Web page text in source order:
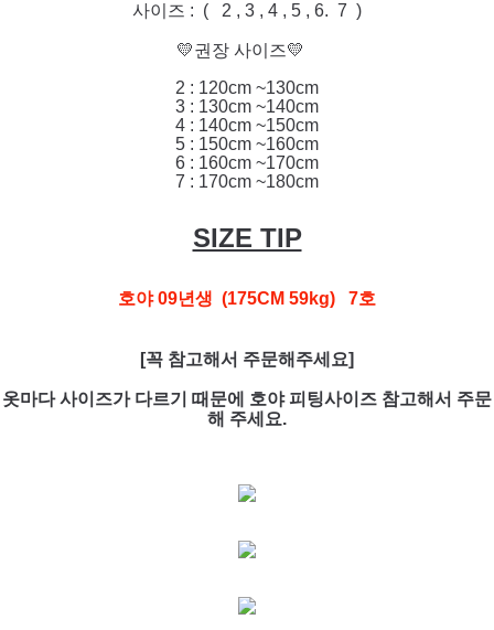
사이즈 : ( 2 , 3 , 4 , 5 , 6. 7 )
💛권장 사이즈💛
2 : 120cm ~130cm
3 : 130cm ~140cm
4 : 140cm ~150cm
5 : 150cm ~160cm
6 : 160cm ~170cm
7 : 170cm ~180cm
SIZE TIP
호야 09년생 (175CM 59kg) 7호
[꼭 참고해서 주문해주세요]
옷마다 사이즈가 다르기 때문에 호야 피팅사이즈 참고해서 주문
해 주세요.